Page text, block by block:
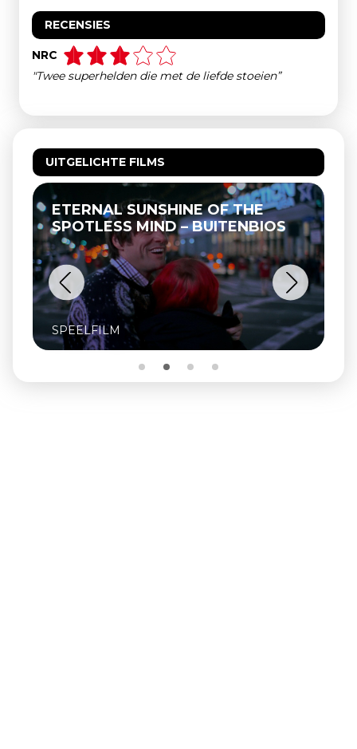
RECENSIES
NRC
"Twee superhelden die met de liefde stoeien”
UITGELICHTE FILMS
ETERNAL SUNSHINE OF THE
SPOTLESS MIND – BUITENBIOS
SPEELFILM